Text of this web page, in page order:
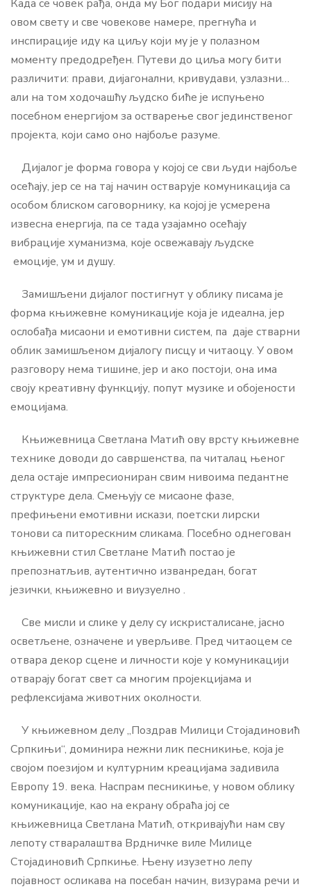
Када се човек рађа, онда му Бог подари мисију на
овом свету и све човекове намере, прегнућа и
инспирације иду ка циљу који му је у полазном
моменту предодређен. Путеви до циља могу бити
различити: прави, дијагонални, кривудави, узлазни…
али на том ходочашћу људско биће је испуњено
посебном енергијом за остварење свог јединственог
пројекта, који само оно најбоље разуме.
Дијалог је форма говора у којој се сви људи најбоље
осећају, јер се на тај начин остварује комуникација са
особом блиском саговорнику, ка којој је усмерена
извесна енергија, па се тада узајамно осећају
вибрације хуманизма, које освежавају људске
емоције, ум и душу.
Замишљени дијалог постигнут у облику писама је
форма књижевне комуникације која је идеална, јер
ослобађа мисаони и емотивни систем, па даје стварни
облик замишљеном дијалогу писцу и читаоцу. У овом
разговору нема тишине, јер и ако постоји, она има
своју креативну функцију, попут музике и обојености
емоцијама.
Књижевница Светлана Матић ову врсту књижевне
технике доводи до савршенства, па читалац њеног
дела остаје импресиониран свим нивоима педантне
структуре дела. Смењују се мисаоне фазе,
префињени емотивни искази, поетски лирски
тонови са питорескним сликама. Посебно однегован
књижевни стил Светлане Матић постао је
препознатљив, аутентично изванредан, богат
језички, књижевно и виузуелно .
Све мисли и слике у делу су искристалисане, јасно
осветљене, означене и уверљиве. Пред читаоцем се
отвара декор сцене и личности које у комуникацији
отварају богат свет са многим пројекцијама и
рефлексијама животних околности.
У књижевном делу „Поздрав Милици Стојадиновић
Српкињи“, доминира нежни лик песникиње, која је
својом поезијом и културним креацијама задивила
Европу 19. века. Наспрам песникиње, у новом облику
комуникације, као на екрану обраћа јој се
књижевница Светлана Матић, откривајући нам сву
лепоту стваралаштва Врдничке виле Милице
Стојадиновић Српкиње. Њену изузетно лепу
појавност осликава на посебан начин, визурама речи и